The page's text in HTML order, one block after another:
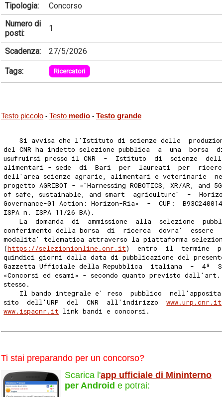
Tipologia:
Concorso
Numero di
posti:
1
Scadenza: 27/5/2026
Tags: Ricercatori
Testo piccolo - Testo medio - Testo grande
Si avvisa che l'Istituto di scienze delle
del CNR ha indetto selezione pubblica  a  una  borsa
usufruirsi presso il CNR  -  Istituto  di  scienze
alimentari - sede  di  Bari  per  laureati  per
dell'area scienze agrarie, alimentari e veterinarie
progetto AGRIBOT - «"Harnessing ROBOTICS, XR/AR, and
of safe, sustainable, and smart  agriculture"  -
Governance-01 Action: Horizon-Ria»  -  CUP:
ISPA n. ISPA 11/26 BA).
La  domanda  di  ammissione  alla  selezione
conferimento della borsa  di  ricerca  dovra'  essere
modalita' telematica attraverso la piattaforma
(https://selezionionline.cnr.it)  entro  il  termine
quindici giorni dalla data di pubblicazione del
Gazzetta Ufficiale della Repubblica  italiana  -  4ª
«Concorsi ed esami» - secondo quanto previsto
stesso.
Il bando integrale e' reso  pubblico
sito  dell'URP  del  CNR  all'indirizzo www.urp.cnr.it
www.ispacnr.it link bandi e concorsi.
Ti stai preparando per un concorso?
Scarica l'app ufficiale di Mininterno
per Android e potrai: